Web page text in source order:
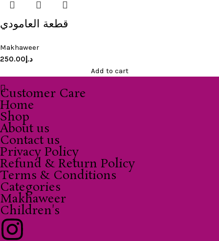
قطعة العامودي
Makhaweer
د.إ250.00
Add to cart
Customer Care
Home
Shop
About us
Contact us
Privacy Policy
Refund & Return Policy
Terms & Conditions
Categories
Makhaweer
Children's